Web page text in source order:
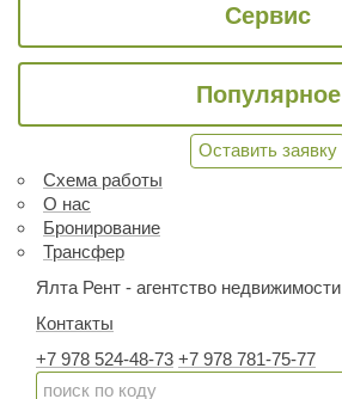
Сервис
Популярное
Оставить заявку
Схема работы
О нас
Бронирование
Трансфер
Ялта Рент - агентство недвижимости
Контакты
+7 978 524-48-73 +7 978 781-75-77